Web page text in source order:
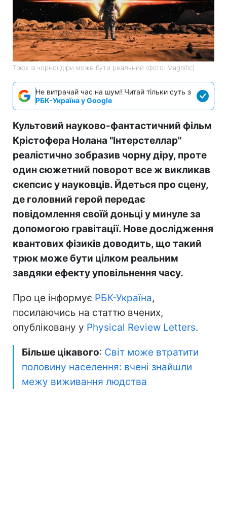
Трюк із чорної діри може бути реальний (фото: Magnific)
Не витрачай час на шум! Читай тільки суть з
РБК-Україна у Google
Культовий науково-фантастичний фільм
Крістофера Нолана "Інтерстеллар"
реалістично зобразив чорну діру, проте
один сюжетний поворот все ж викликав
скепсис у науковців. Йдеться про сцену,
де головний герой передає
повідомлення своїй доньці у минуле за
допомогою гравітації. Нове дослідження
квантових фізиків доводить, що такий
трюк може бути цілком реальним
завдяки ефекту уповільнення часу.
Про це інформує РБК-Україна,
посилаючись на статтю вчених,
опубліковану у Physical Review Letters.
Більше цікавого: Світ може втратити
половину населення: вчені знайшли
межу виживання людства